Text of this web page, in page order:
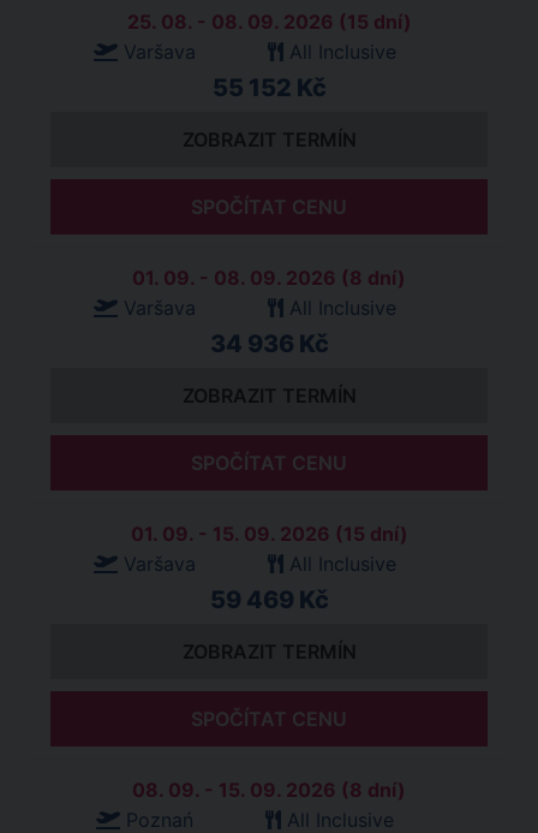
25. 08. - 08. 09. 2026 (15 dní)
Varšava
All Inclusive
55 152 Kč
ZOBRAZIT TERMÍN
SPOČÍTAT CENU
01. 09. - 08. 09. 2026 (8 dní)
Varšava
All Inclusive
34 936 Kč
ZOBRAZIT TERMÍN
SPOČÍTAT CENU
01. 09. - 15. 09. 2026 (15 dní)
Varšava
All Inclusive
59 469 Kč
ZOBRAZIT TERMÍN
SPOČÍTAT CENU
08. 09. - 15. 09. 2026 (8 dní)
Poznań
All Inclusive